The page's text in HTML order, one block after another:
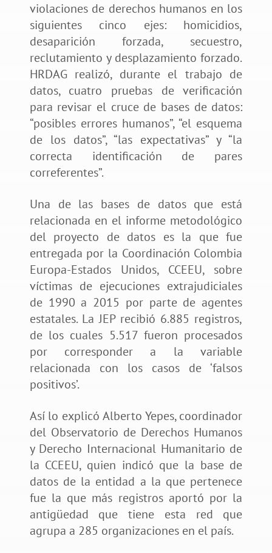
violaciones de derechos humanos en los
siguientes cinco ejes: homicidios,
desaparición forzada, secuestro,
reclutamiento y desplazamiento forzado.
HRDAG realizó, durante el trabajo de
datos, cuatro pruebas de verificación
para revisar el cruce de bases de datos:
“posibles errores humanos”, “el esquema
de los datos”, “las expectativas” y “la
correcta identificación de pares
correferentes”.
Una de las bases de datos que está
relacionada en el informe metodológico
del proyecto de datos es la que fue
entregada por la Coordinación Colombia
Europa-Estados Unidos, CCEEU, sobre
víctimas de ejecuciones extrajudiciales
de 1990 a 2015 por parte de agentes
estatales. La JEP recibió 6.885 registros,
de los cuales 5.517 fueron procesados
por corresponder a la variable
relacionada con los casos de ‘falsos
positivos’.
Así lo explicó Alberto Yepes, coordinador
del Observatorio de Derechos Humanos
y Derecho Internacional Humanitario de
la CCEEU, quien indicó que la base de
datos de la entidad a la que pertenece
fue la que más registros aportó por la
antigüedad que tiene esta red que
agrupa a 285 organizaciones en el país.